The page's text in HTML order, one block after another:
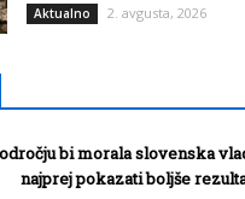
Aktualno 2. avgusta, 2026
bi morala slovenska
najprej pokazati boljše